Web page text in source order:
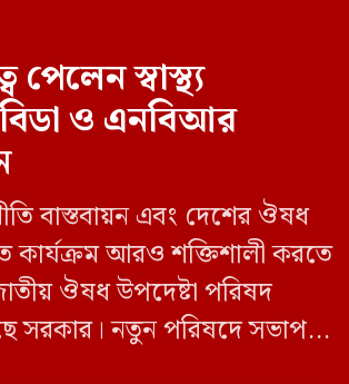
পেলেন স্বাস্থ্য
বিডা ও এনবিআর
বাস্তবায়ন এবং দেশের ঔষধ
কার্যক্রম আরও শক্তিশালী করতে
ঔষধ উপদেষ্টা পরিষদ
সরকার। নতুন পরিষদে সভাপতি